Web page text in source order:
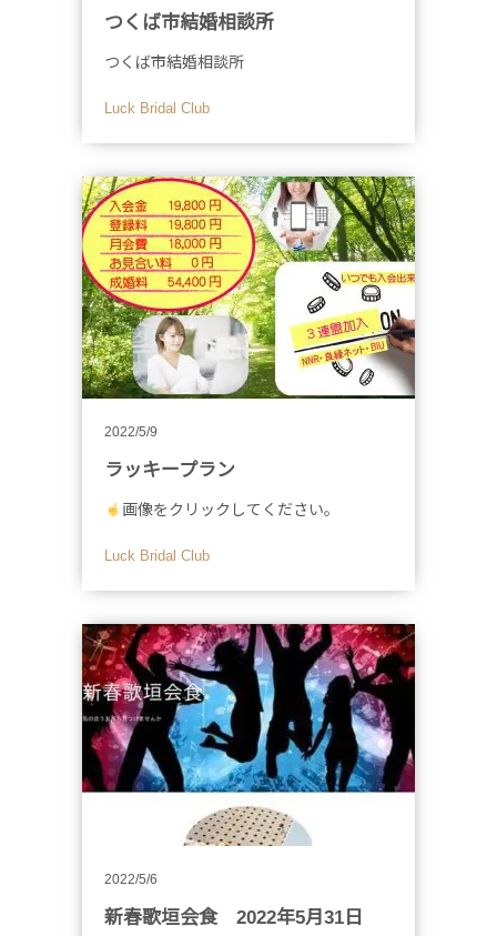
つくば市結婚相談所
つくば市結婚相談所
Luck Bridal Club
2022/5/9
ラッキープラン
画像をクリックしてください。
Luck Bridal Club
2022/5/6
新春歌垣会食 2022年5月31日